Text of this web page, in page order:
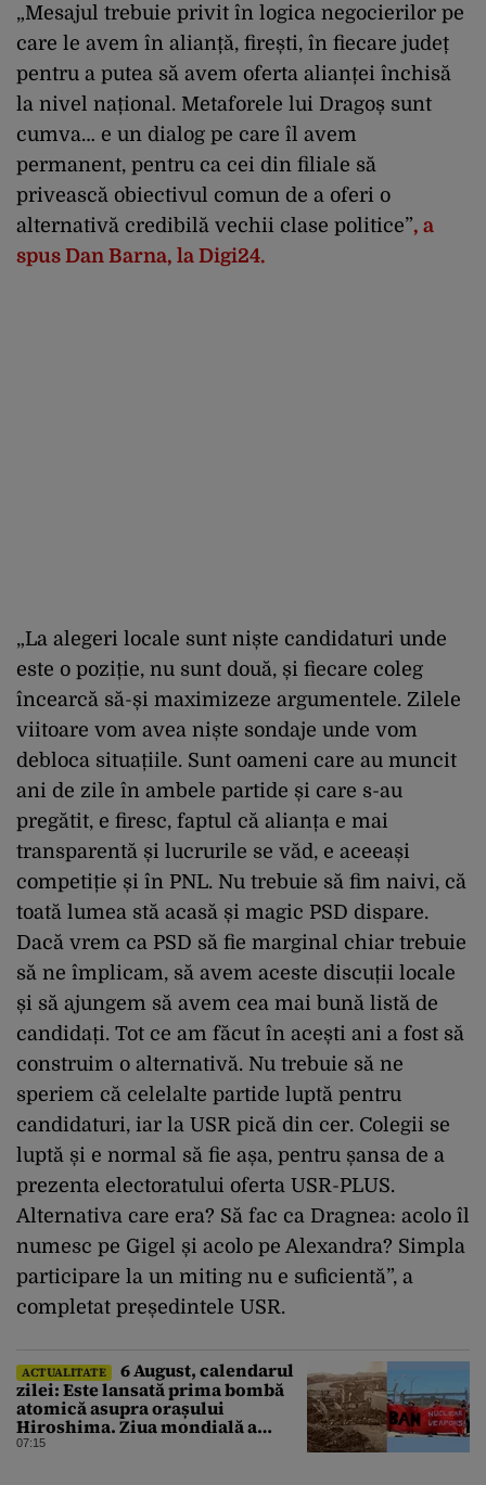
„Mesajul trebuie privit în logica negocierilor pe
care le avem în alianță, firești, în fiecare județ
pentru a putea să avem oferta alianței închisă
la nivel național. Metaforele lui Dragoș sunt
cumva… e un dialog pe care îl avem
permanent, pentru ca cei din filiale să
privească obiectivul comun de a oferi o
alternativă credibilă vechii clase politice”, a
spus Dan Barna, la Digi24.
„La alegeri locale sunt niște candidaturi unde
este o poziție, nu sunt două, și fiecare coleg
încearcă să-și maximizeze argumentele. Zilele
viitoare vom avea niște sondaje unde vom
debloca situațiile. Sunt oameni care au muncit
ani de zile în ambele partide și care s-au
pregătit, e firesc, faptul că alianța e mai
transparentă și lucrurile se văd, e aceeași
competiție și în PNL. Nu trebuie să fim naivi, că
toată lumea stă acasă și magic PSD dispare.
Dacă vrem ca PSD să fie marginal chiar trebuie
să ne împlicam, să avem aceste discuții locale
și să ajungem să avem cea mai bună listă de
candidați. Tot ce am făcut în acești ani a fost să
construim o alternativă. Nu trebuie să ne
speriem că celelalte partide luptă pentru
candidaturi, iar la USR pică din cer. Colegii se
luptă și e normal să fie așa, pentru șansa de a
prezenta electoratului oferta USR-PLUS.
Alternativa care era? Să fac ca Dragnea: acolo îl
numesc pe Gigel și acolo pe Alexandra? Simpla
participare la un miting nu e suficientă”, a
completat președintele USR.
ACTUALITATE
6 August, calendarul
zilei: Este lansată prima bombă
atomică asupra orașului
Hiroshima. Ziua mondială a
luptei pentru interzicerea armei
07:15